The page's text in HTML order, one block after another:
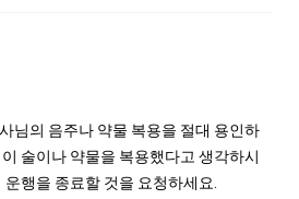
님의 음주나 약물 복용을 절대 용인하
술이나 약물을 복용했다고 생각하시
행을 종료할 것을 요청하세요.